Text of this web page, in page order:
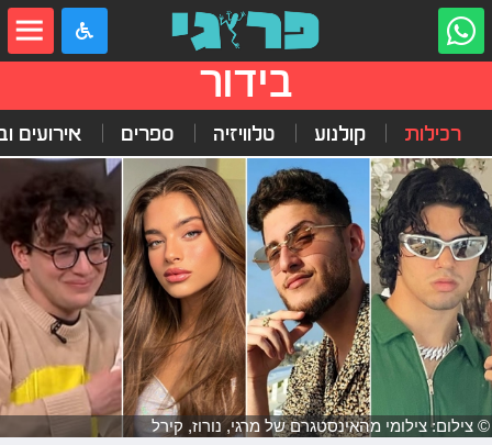
בידור
רכילות קולנוע טלוויזיה ספרים אירועים
© צילום: צילומי מהאינסטגרם של מרגי, נורוז, קירל